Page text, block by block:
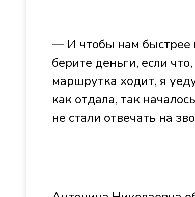
— И чтобы нам быстрее
берите деньги, если
маршрутка ходит, я
как отдала, так
не стали отвечать на